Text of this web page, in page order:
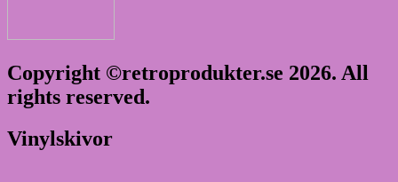
Copyright ©retroprodukter.se 2026. All
rights reserved.
Vinylskivor